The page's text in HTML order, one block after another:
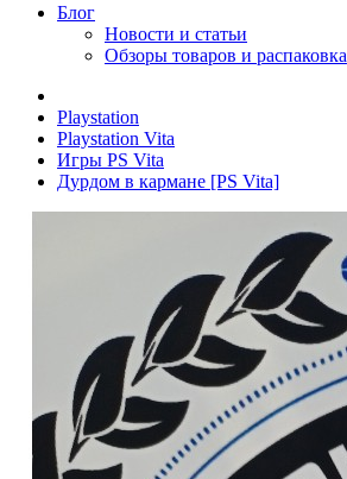
Блог
Новости и статьи
Обзоры товаров и распаковка
Playstation
Playstation Vita
Игры PS Vita
Дурдом в кармане [PS Vita]